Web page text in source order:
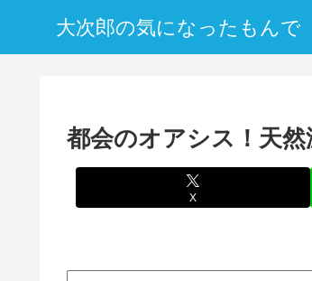
大次郎の気になったもんで
都会のオアシス！天
X